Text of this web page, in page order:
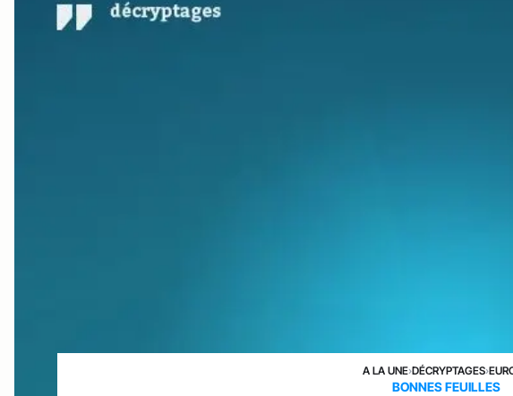
A LA UNE›DÉCRYPTAGES›
BONNES FEUILLES